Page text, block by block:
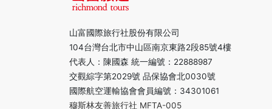
山富國際旅行社股份有限公司
104台灣台北市中山區南京東路2段85號4樓
代表人：陳國森 統一編號：22888987
交觀綜字第2029號 品保協會北0030號
國際航空運輸協會會員編號：34301061
穆斯林友善旅行社 MFTA-005